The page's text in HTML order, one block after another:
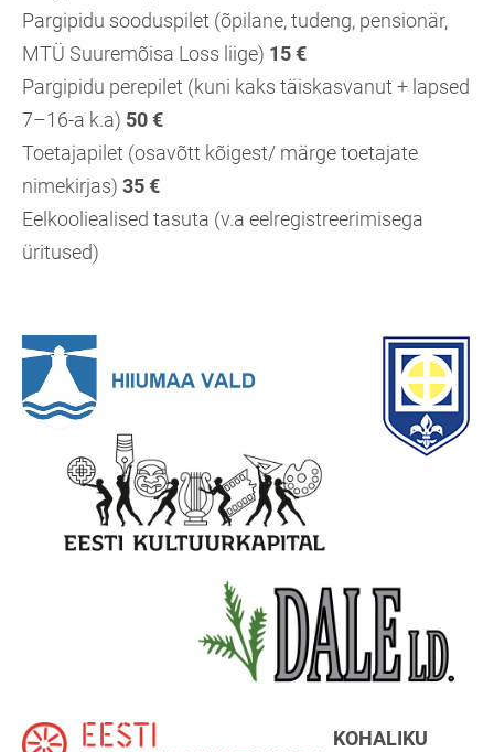
Pargipidu sooduspilet (õpilane, tudeng, pensionär,
MTÜ Suuremõisa Loss liige) 15 €
Pargipidu perepilet (kuni kaks täiskasvanut + lapsed
7–16-a k.a) 50€
Toetajapilet (osavõtt kõigest/ märge toetajate
nimekirjas) 35 €
Eelkooliealised tasuta (v.a eelregistreerimisega
üritused)
KOHALIKU